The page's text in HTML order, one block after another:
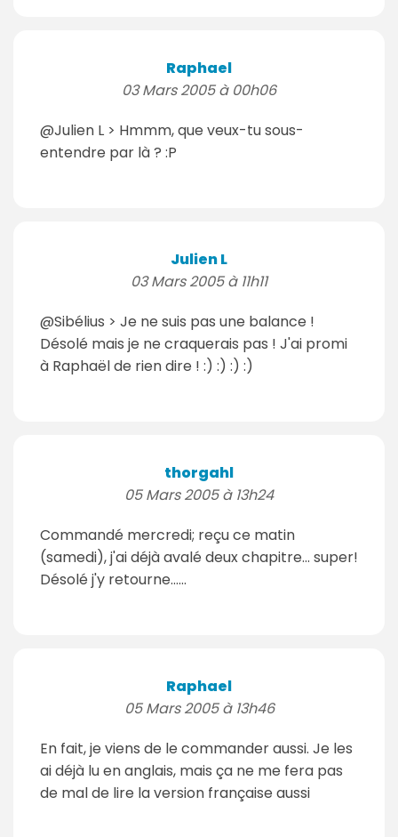
Raphael
03 Mars 2005 à 00h06
@Julien L > Hmmm, que veux-tu sous-
entendre par là ? :P
Julien L
03 Mars 2005 à 11h11
@Sibélius > Je ne suis pas une balance !
Désolé mais je ne craquerais pas ! J'ai promi
à Raphaël de rien dire ! :) :) :) :)
thorgahl
05 Mars 2005 à 13h24
Commandé mercredi; reçu ce matin
(samedi), j'ai déjà avalé deux chapitre... super!
Désolé j'y retourne......
Raphael
05 Mars 2005 à 13h46
En fait, je viens de le commander aussi. Je les
ai déjà lu en anglais, mais ça ne me fera pas
de mal de lire la version française aussi